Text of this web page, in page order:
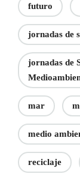
futuro
jornadas de
jornadas de
mar
medio
reciclaje